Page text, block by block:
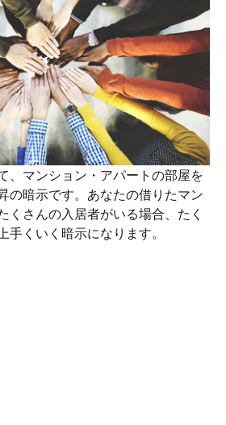
、マンション・アパートの部屋を
の暗示です。あなたの借りたマン
くさんの入居者がいる場合、たく
手くいく暗示になります。